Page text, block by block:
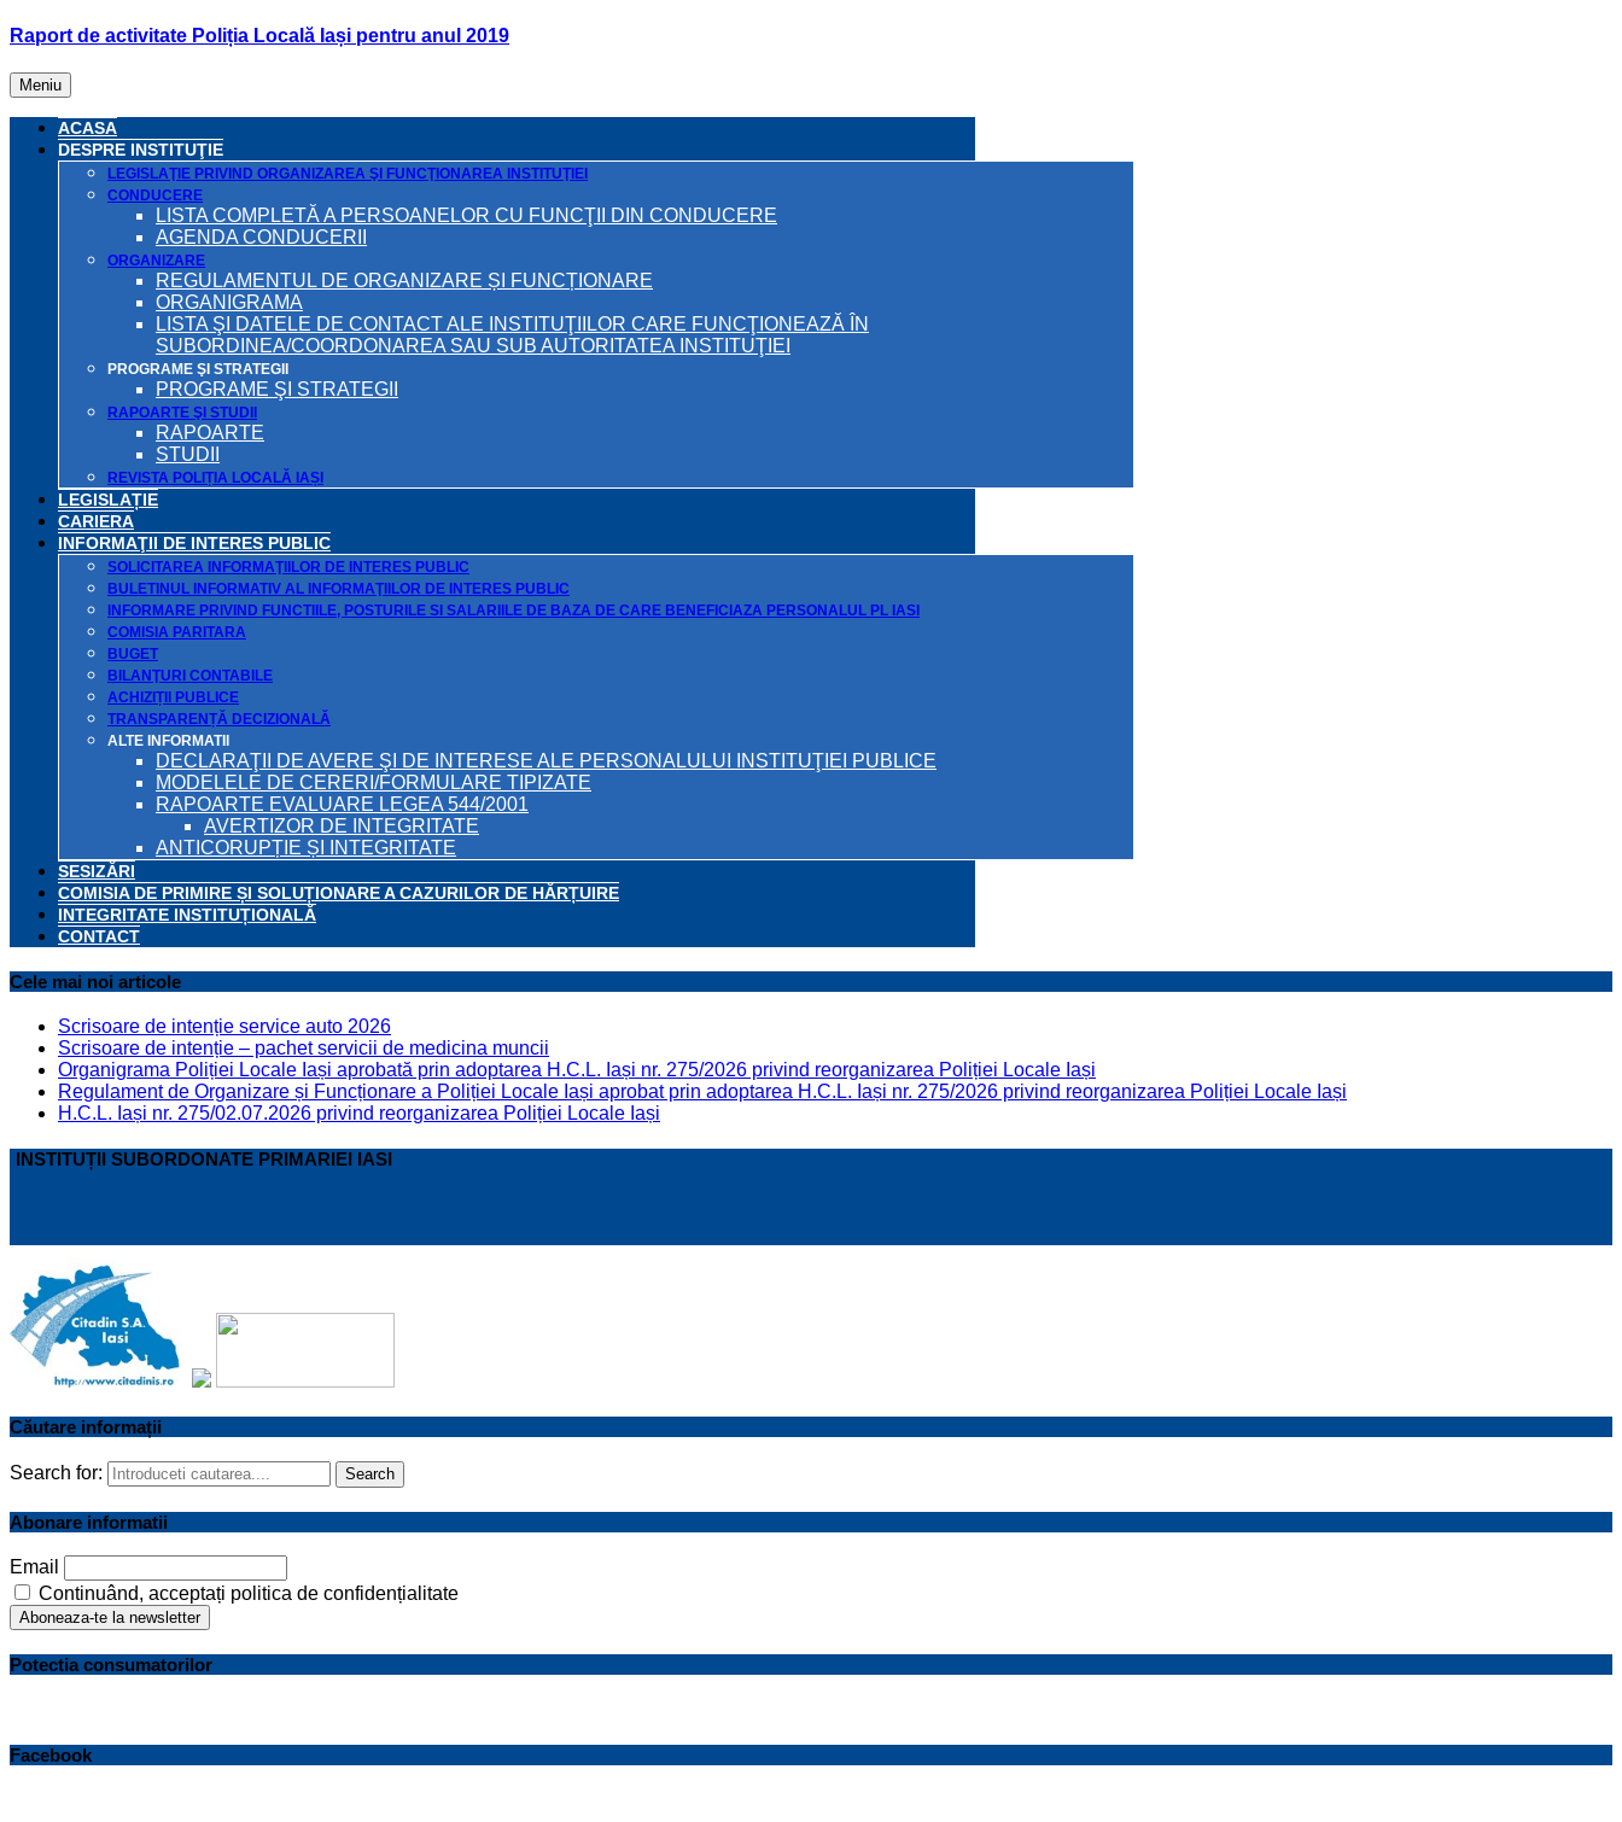
Raport de activitate Poliția Locală Iași pentru anul 2019
Meniu
ACASA
DESPRE INSTITUŢIE
LEGISLAŢIE PRIVIND ORGANIZAREA ŞI FUNCŢIONAREA INSTITUŢIEI
CONDUCERE
LISTA COMPLETĂ A PERSOANELOR CU FUNCŢII DIN CONDUCERE
AGENDA CONDUCERII
ORGANIZARE
REGULAMENTUL DE ORGANIZARE ȘI FUNCȚIONARE
ORGANIGRAMA
LISTA ŞI DATELE DE CONTACT ALE INSTITUŢIILOR CARE FUNCŢIONEAZĂ ÎN
SUBORDINEA/COORDONAREA SAU SUB AUTORITATEA INSTITUŢIEI
PROGRAME ŞI STRATEGII
PROGRAME ŞI STRATEGII
RAPOARTE ŞI STUDII
RAPOARTE
STUDII
REVISTA POLIȚIA LOCALĂ IAȘI
LEGISLAȚIE
CARIERA
INFORMAŢII DE INTERES PUBLIC
SOLICITAREA INFORMAŢIILOR DE INTERES PUBLIC
BULETINUL INFORMATIV AL INFORMAŢIILOR DE INTERES PUBLIC
INFORMARE PRIVIND FUNCTIILE, POSTURILE SI SALARIILE DE BAZA DE CARE BENEFICIAZA PERSONALUL PL IASI
COMISIA PARITARA
BUGET
BILANŢURI CONTABILE
ACHIZIȚII PUBLICE
TRANSPARENȚĂ DECIZIONALĂ
ALTE INFORMATII
DECLARAŢII DE AVERE ŞI DE INTERESE ALE PERSONALULUI INSTITUŢIEI PUBLICE
MODELELE DE CERERI/FORMULARE TIPIZATE
RAPOARTE EVALUARE LEGEA 544/2001
AVERTIZOR DE INTEGRITATE
ANTICORUPȚIE ȘI INTEGRITATE
SESIZĂRI
COMISIA DE PRIMIRE ȘI SOLUȚIONARE A CAZURILOR DE HĂRȚUIRE
INTEGRITATE INSTITUȚIONALĂ
CONTACT
Cele mai noi articole
Scrisoare de intenție service auto 2026
Scrisoare de intenție – pachet servicii de medicina muncii
Organigrama Poliției Locale Iași aprobată prin adoptarea H.C.L. Iași nr. 275/2026 privind reorganizarea Poliției Locale Iași
Regulament de Organizare și Funcționare a Poliției Locale Iași aprobat prin adoptarea H.C.L. Iași nr. 275/2026 privind reorganizarea Poliției Locale Iași
H.C.L. Iași nr. 275/02.07.2026 privind reorganizarea Poliției Locale Iași
INSTITUȚII SUBORDONATE PRIMARIEI IASI
Căutare informații
Search for: Search
Abonare informatii
Email
Continuând, acceptați politica de confidențialitate
Potectia consumatorilor
Facebook